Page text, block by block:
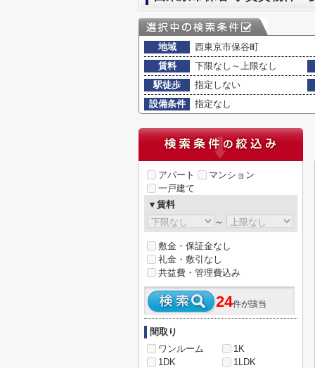
地域
西東京市保谷町
賃料
下限なし～上限なし
駅徒歩
指定しない
設備条件
指定なし
アパート
マンション
一戸建て
▼賃料
～
敷金・保証金なし
礼金・敷引なし
共益費・管理費込み
24件が該当
間取り
ワンルーム
1K
1DK
1LDK